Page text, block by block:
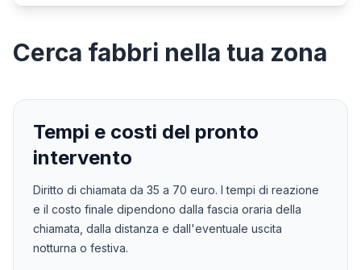
Cerca fabbri nella tua zona
Tempi e costi del pronto
intervento
Diritto di chiamata da 35 a 70 euro. I tempi di reazione
e il costo finale dipendono dalla fascia oraria della
chiamata, dalla distanza e dall'eventuale uscita
notturna o festiva.